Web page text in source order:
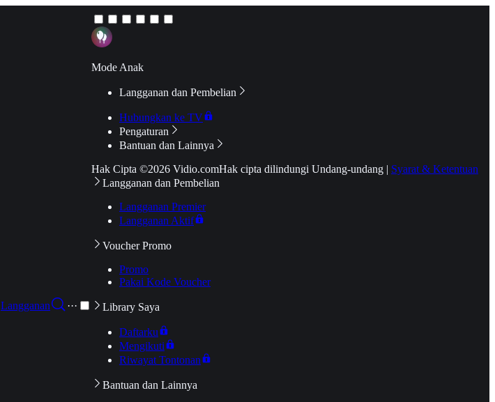
Langganan
···
Mode Anak
Langganan dan Pembelian
Hubungkan ke TV
Pengaturan
Bantuan dan Lainnya
Hak Cipta ©2026 Vidio.comHak cipta dilindungi Undang-undang | Syarat & Ketentuan
Langganan dan Pembelian
Langganan Premier
Langganan Aktif
Voucher Promo
Promo
Pakai Kode Voucher
Library Saya
Daftarku
Mengikuti
Riwayat Tontonan
Bantuan dan Lainnya